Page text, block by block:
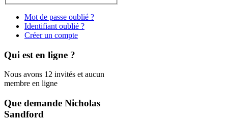
Mot de passe oublié ?
Identifiant oublié ?
Créer un compte
Qui est en ligne ?
Nous avons 12 invités et aucun
membre en ligne
Que demande Nicholas
Sandford